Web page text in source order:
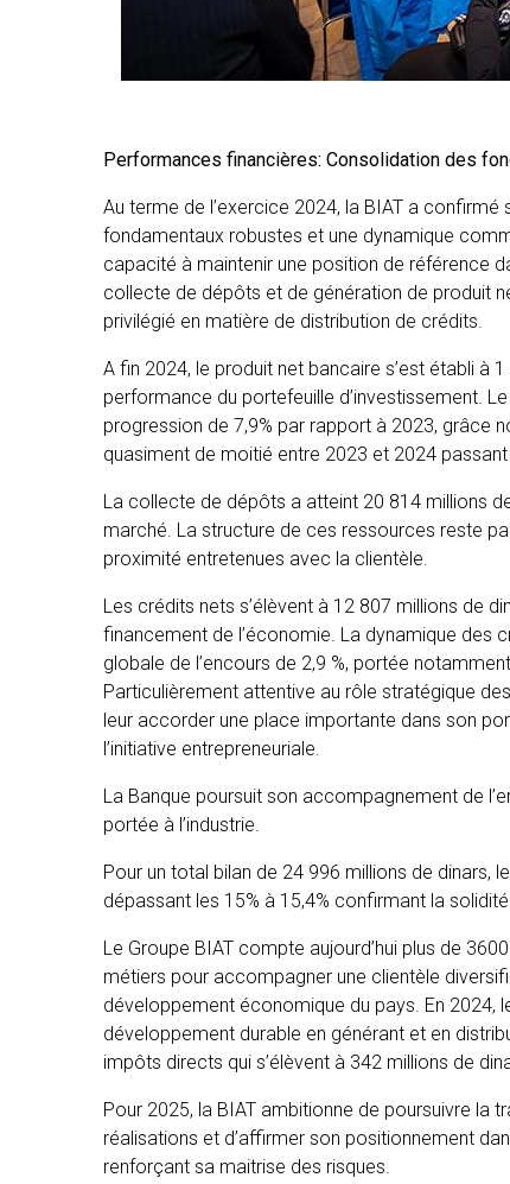
Performances financières: Consolidation des
Au terme de l’exercice 2024, la BIAT a
fondamentaux robustes et une dynamique
capacité à maintenir une position de référence
collecte de dépôts et de génération de produit
privilégié en matière de distribution de crédits.
A fin 2024, le produit net bancaire s’est établi à
performance du portefeuille d’investissement.
progression de 7,9% par rapport à 2023, grâce
quasiment de moitié entre 2023 et 2024
La collecte de dépôts a atteint 20 814 millions
marché. La structure de ces ressources reste
proximité entretenues avec la clientèle.
Les crédits nets s’élèvent à 12 807 millions de
financement de l’économie. La dynamique des
globale de l’encours de 2,9 %, portée
Particulièrement attentive au rôle stratégique
leur accorder une place importante dans son
l’initiative entrepreneuriale.
La Banque poursuit son accompagnement de
portée à l’industrie.
Pour un total bilan de 24 996 millions de dinars,
dépassant les 15% à 15,4% confirmant la
Le Groupe BIAT compte aujourd’hui plus de
métiers pour accompagner une clientèle
développement économique du pays. En 2024,
développement durable en générant et en
impôts directs qui s’élèvent à 342 millions de
Pour 2025, la BIAT ambitionne de poursuivre la
réalisations et d’affirmer son positionnement
renforçant sa maitrise des risques.